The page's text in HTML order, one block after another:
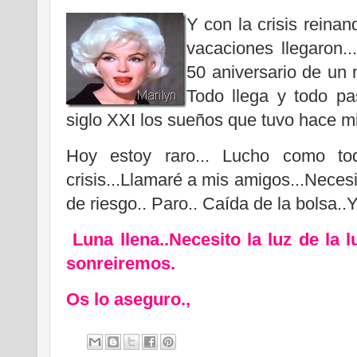
Y con la crisis
vacaciones
50 aniversario de
Todo llega y todo
siglo XXI los sueños que tuvo hace
Hoy estoy raro... Lucho como
crisis...Llamaré a mis
de riesgo.. Paro.. Caída de la
Luna llena..Necesito la luz de la
sonreiremos.
Os lo aseguro.,